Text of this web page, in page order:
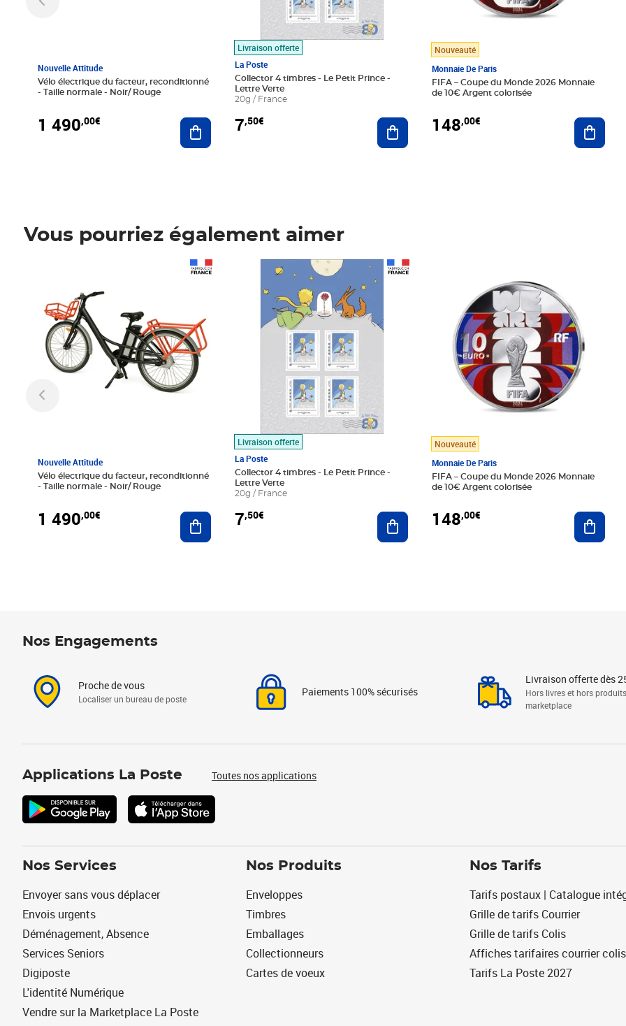
Nouvelle Attitude
Vélo électrique du facteur, reconditionné
- Taille normale - Noir/ Rouge
1 490,00€ Ajouter au panier
Livraison offerte
La Poste
Collector 4 timbres - Le Petit Prince -
Lettre Verte
20g / France
7,50€ Ajouter au panier
Nouveauté
Monnaie De Paris
FIFA – Coupe du Monde 2026 Monnaie
de 10€ Argent colorisée
148,00€
Vous pourriez également aimer
Nouvelle Attitude
Vélo électrique du facteur, reconditionné
- Taille normale - Noir/ Rouge
1 490,00€ Ajouter au panier
Livraison offerte
La Poste
Collector 4 timbres - Le Petit Prince -
Lettre Verte
20g / France
7,50€
Prix 7,50€
Ajouter au panier
Nouveauté
Monnaie De Paris
FIFA – Coupe du Monde 2026 Monnaie
de 10€ Argent colorisée
148,00€
Nos Engagements
Proche de vous
Localiser un bureau de poste
Paiements 100% sécurisés
Livraison offerte dès
Hors livres et hors produits
marketplace
Applications La Poste Toutes nos applications
Nos Services
Envoyer sans vous déplacer
Envois urgents
Déménagement, Absence
Services Seniors
Digiposte
L'identité Numérique
Vendre sur la Marketplace La Poste
Nos Produits
Enveloppes
Timbres
Emballages
Collectionneurs
Cartes de voeux
Nos Tarifs
Tarifs postaux | Catalogue
Grille de tarifs Courrier
Grille de tarifs Colis
Affiches tarifaires courrier colis
Tarifs La Poste 2027